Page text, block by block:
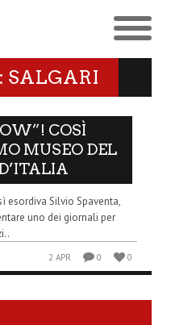
SALGARI
COSÌ
MUSEO DEL
esordiva Silvio Spaventa,
uno dei giornali per
2 APR 0 0